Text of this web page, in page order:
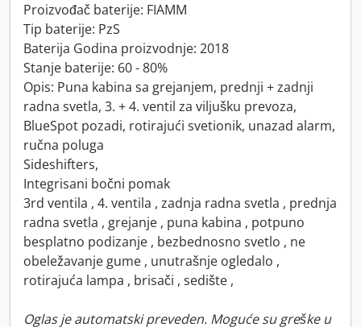
Proizvođač baterije: FIAMM
Tip baterije: PzS
Baterija Godina proizvodnje: 2018
Stanje baterije: 60 - 80%
Opis: Puna kabina sa grejanjem, prednji + zadnji
radna svetla, 3. + 4. ventil za viljušku prevoza,
BlueSpot pozadi, rotirajući svetionik, unazad alarm,
ručna poluga
Sideshifters,
Integrisani bočni pomak
3rd ventila , 4. ventila , zadnja radna svetla , prednja
radna svetla , grejanje , puna kabina , potpuno
besplatno podizanje , bezbednosno svetlo , ne
obeležavanje gume , unutrašnje ogledalo ,
rotirajuća lampa , brisači , sedište ,
Oglas je automatski preveden. Moguće su greške u